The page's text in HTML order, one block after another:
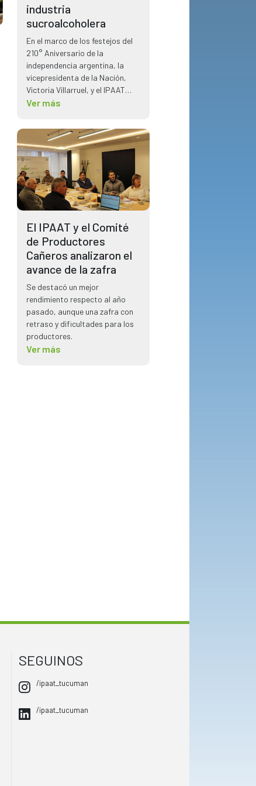
industria
sucroalcoholera
En el marco de los festejos del
210° Aniversario de la
independencia argentina, la
vicepresidenta de la Nación,
Victoria Villarruel, y el IPAAT
tuvo la oportunidad de reunirse
el sector sucroalcoholero.
Ver más
El IPAAT y el Comité
de Productores
Cañeros analizaron el
avance de la zafra
Se destacó un mejor
rendimiento respecto al año
pasado, aunque una zafra con
retraso y dificultades para los
productores.
Ver más
SEGUINOS
/ipaat_tucuman
/ipaat_tucuman